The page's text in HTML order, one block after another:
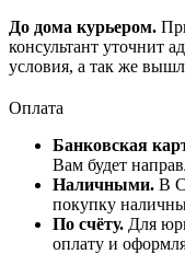
До дома курьером.
консультант уточнит
условия, а так же
Оплата
Банковская
Вам будет
Наличными. В
покупку
По счёту. Для
оплату и